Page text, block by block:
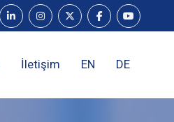
İletişim EN DE